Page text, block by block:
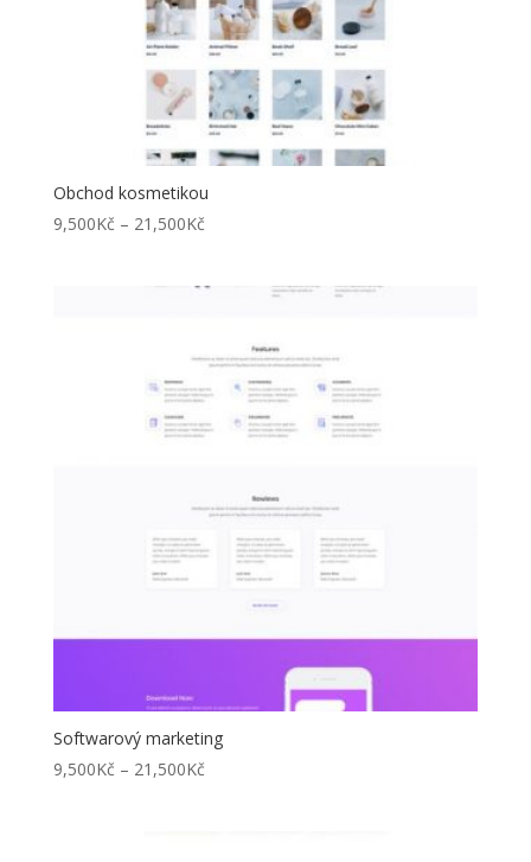
Obchod kosmetikou
9,500Kč – 21,500KčRozpětí
Softwarový marketing
9,500Kč – 21,500KčRozpětí